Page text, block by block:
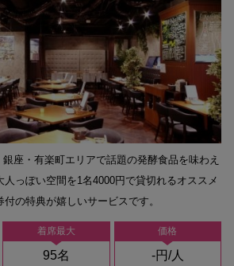
着席最大
95名
価格
-円/人
座・有楽町エリアで話題の発酵食品を味わえ
人っぽい空間を1名4000円で貸切れるオススメ
の特典が嬉しいサービスです。